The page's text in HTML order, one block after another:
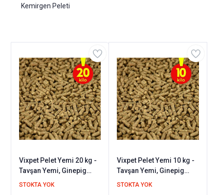
Kemirgen Peleti
Vixpet Pelet Yemi 20 kg -
Tavşan Yemi, Ginepig
Yemi, Hamster Yemi /
STOKTA YOK
Vixpet Pelet Yemi 10 kg -
Tavşan Yemi, Ginepig
Yemi, Hamster Yemi /
STOKTA YOK